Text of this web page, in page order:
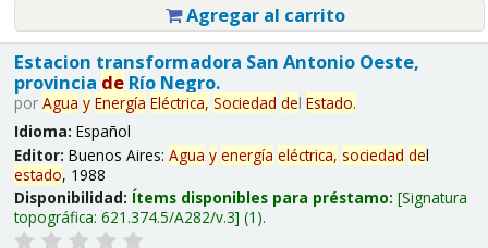
Agregar al carrito
Estacion transformadora San Antonio Oeste,
provincia deRío Negro.
por Agua y Energía Eléctrica, Sociedad del Estado.
Idioma: Español
Editor: Buenos Aires: Agua y energía eléctrica, sociedad del
estado, 1988
Disponibilidad: Ítems disponibles para préstamo: Signatura
topográfica: 621.374.5/A282/v.3 (1).